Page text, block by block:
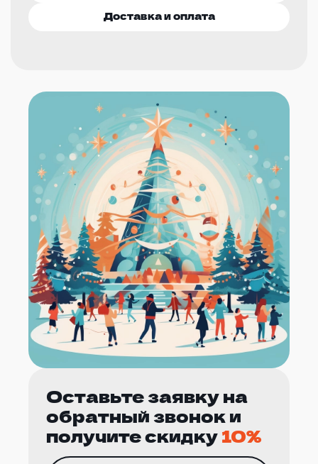
Доставка и оплата
Оставьте заявку на
обратный звонок и
получите скидку10%